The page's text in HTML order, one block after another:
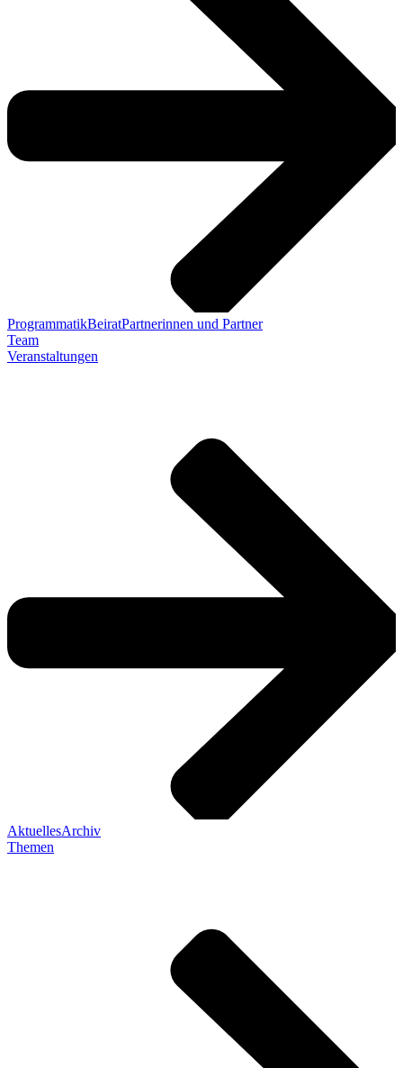
ProgrammatikBeiratPartnerinnen und Partner
Team
Veranstaltungen
AktuellesArchiv
Themen